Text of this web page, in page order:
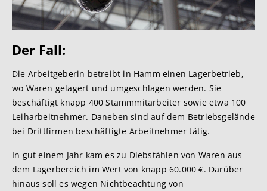
Der Fall:
Die Arbeitgeberin betreibt in Hamm einen Lagerbetrieb,
wo Waren gelagert und umgeschlagen werden. Sie
beschäftigt knapp 400 Stammmitarbeiter sowie etwa 100
Leiharbeitnehmer. Daneben sind auf dem Betriebsgelände
bei Drittfirmen beschäftigte Arbeitnehmer tätig.
In gut einem Jahr kam es zu Diebstählen von Waren aus
dem Lagerbereich im Wert von knapp 60.000 €. Darüber
hinaus soll es wegen Nichtbeachtung von